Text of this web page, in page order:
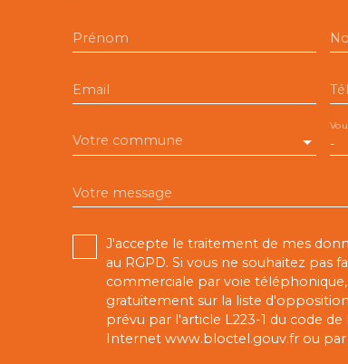
Prénom
Email
Votre commune -
Votre message
J'accepte le traitement de mes
au RGPD. Si vous ne souhaitez pas
commerciale par voie
gratuitement sur la liste
prévu par l'article L223-1 du code
Internet www.bloctel.gouv.fr ou par